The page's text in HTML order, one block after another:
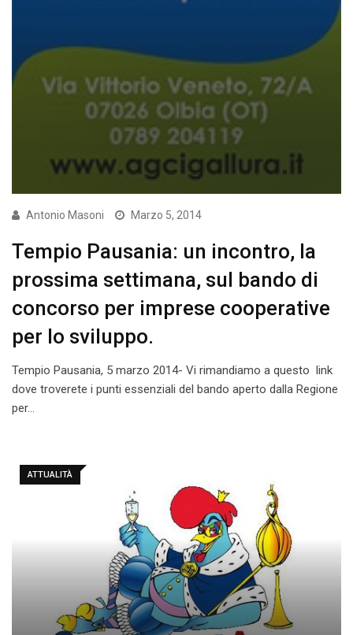
Antonio Masoni Marzo 5, 2014
Tempio Pausania: un incontro, la
prossima settimana, sul bando di
concorso per imprese cooperative
per lo sviluppo.
Tempio Pausania, 5 marzo 2014- Vi rimandiamo a questo link
dove troverete i punti essenziali del bando aperto dalla Regione
per…
ATTUALITÀ